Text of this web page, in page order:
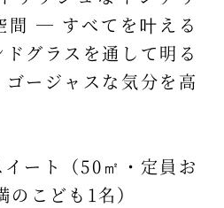
間 ― すべてを叶える
グラスを通して明る
ージャスな気分を高
ート（50㎡・定員お
こども1名）